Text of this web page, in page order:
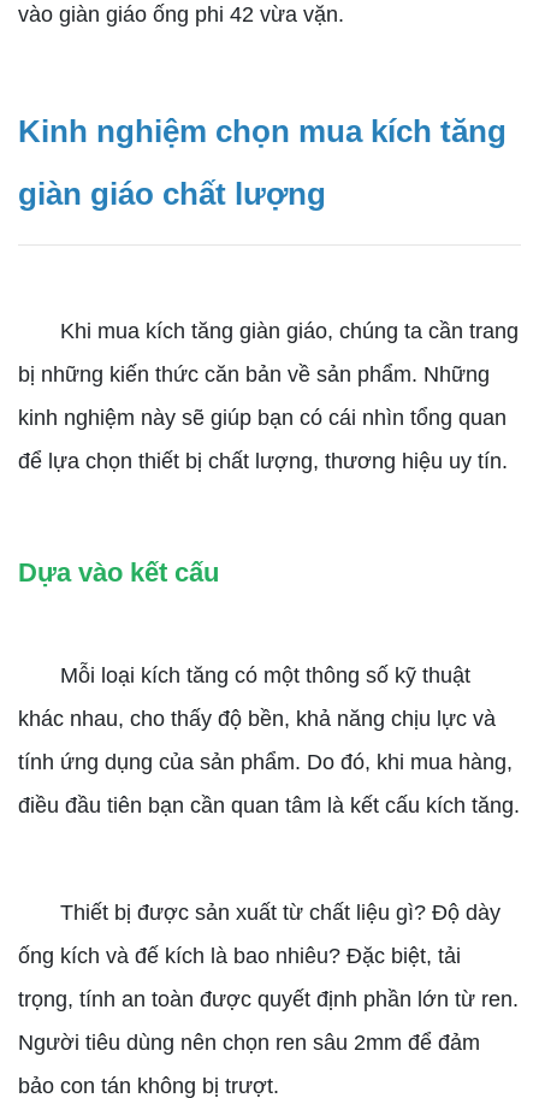
vào giàn giáo ống phi 42 vừa vặn.
Kinh nghiệm chọn mua kích tăng
giàn giáo chất lượng
Khi mua kích tăng giàn giáo, chúng ta cần trang
bị những kiến thức căn bản về sản phẩm. Những
kinh nghiệm này sẽ giúp bạn có cái nhìn tổng quan
để lựa chọn thiết bị chất lượng, thương hiệu uy tín.
Dựa vào kết cấu
Mỗi loại kích tăng có một thông số kỹ thuật
khác nhau, cho thấy độ bền, khả năng chịu lực và
tính ứng dụng của sản phẩm. Do đó, khi mua hàng,
điều đầu tiên bạn cần quan tâm là kết cấu kích tăng.
Thiết bị được sản xuất từ chất liệu gì? Độ dày
ống kích và đế kích là bao nhiêu? Đặc biệt, tải
trọng, tính an toàn được quyết định phần lớn từ ren.
Người tiêu dùng nên chọn ren sâu 2mm để đảm
bảo con tán không bị trượt.